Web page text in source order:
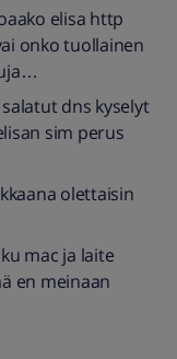
elisa http
onko tuollainen
dns kyselyt
sim perus
olettaisin
mac ja laite
en meinaan